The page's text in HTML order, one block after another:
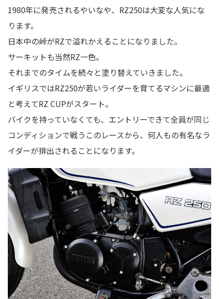
1980年に発売されるやいなや、RZ250は大変な人気にな
ります。
日本中の峠がRZで溢れかえることになりました。
サーキットも当然RZ一色。
それまでのタイムを続々と塗り替えていきました。
イギリスではRZ250が若いライダーを育てるマシンに最適
と考えてRZ CUPがスタート。
バイクを持っていなくても、エントリーできて全員が同じ
コンディションで戦うこのレースから、何人もの有名なラ
イダーが排出されることになります。